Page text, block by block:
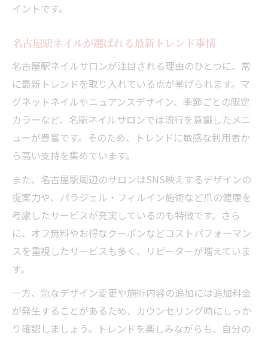
イントです。
名古屋駅ネイルが選ばれる最新トレンド事情
名古屋駅ネイルサロンが注目される理由のひとつに、常
に最新トレンドを取り入れている点が挙げられます。マ
グネットネイルやニュアンスデザイン、季節ごとの限定
カラーなど、名駅ネイルサロンでは流行を意識したメニ
ューが豊富です。そのため、トレンドに敏感な利用者か
ら高い支持を集めています。
また、名古屋駅周辺のサロンはSNS映えするデザインの
提案力や、パラジェル・フィルイン施術など爪の健康を
考慮したサービスが充実しているのも特徴です。さら
に、オフ無料やお得なクーポンなどコストパフォーマン
スを重視したサービスも多く、リピーターが増えていま
す。
一方、急なデザイン変更や施術内容の追加には追加料金
が発生することがあるため、カウンセリング時にしっか
り確認しましょう。トレンドを楽しみながらも、自分の